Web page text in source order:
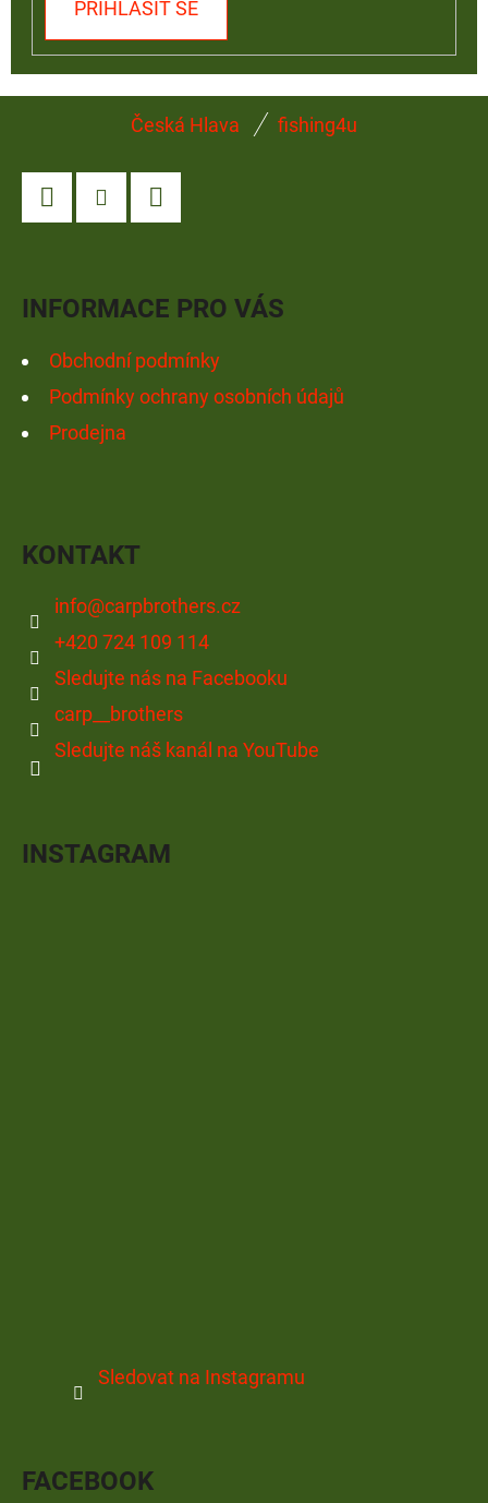
PŘIHLÁSIT SE
Česká Hlava fishing4u
INFORMACE PRO VÁS
Obchodní podmínky
Podmínky ochrany osobních údajů
Prodejna
KONTAKT
info@carpbrothers.cz
+420 724 109 114
Sledujte nás na Facebooku
carp__brothers
Sledujte náš kanál na YouTube
INSTAGRAM
Sledovat na Instagramu
FACEBOOK